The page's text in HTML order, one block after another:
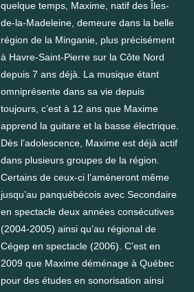
quelque temps, Maxime, natif des Îles-
de-la-Madeleine, demeure dans la belle
région de la Minganie, plus précisément
à Havre-Saint-Pierre sur la Côte Nord
depuis 7 ans déjà. La musique étant
omniprésente dans sa vie depuis
toujours, c’est à 12 ans que Maxime
apprend la guitare et la basse électrique.
Dès l’adolescence, Maxime est déjà actif
dans plusieurs groupes de la région.
Certains de ceux-ci l’amèneront même
jusqu’au panquébécois avec Secondaire
en spectacle deux années consécutives
(2004-2005) ainsi qu’au régional de
Cégep en spectacle (2006). C’est en
2009 que Maxime déménage à Québec
pour des études en sonorisation ainsi